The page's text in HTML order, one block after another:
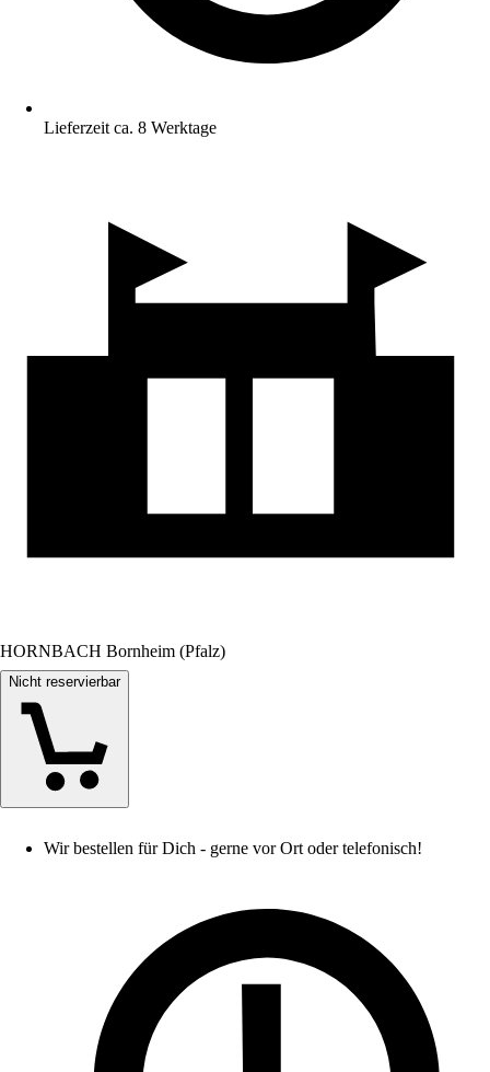
Lieferzeit ca. 8 Werktage
HORNBACH Bornheim (Pfalz)
Nicht reservierbar
Wir bestellen für Dich - gerne vor Ort oder telefonisch!